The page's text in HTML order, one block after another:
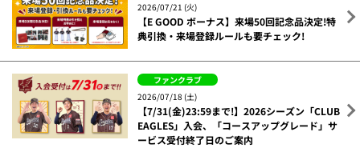
2026/07/21 (火)
【E GOOD ボーナス】来場50回記念品決定!特
典引換・来場登録ルールも要チェック!
ファンクラブ
2026/07/18 (土)
【7/31(金)23:59まで!】2026シーズン「CLUB
EAGLES」入会、「コースアップグレード」サ
ービス受付終了日のご案内